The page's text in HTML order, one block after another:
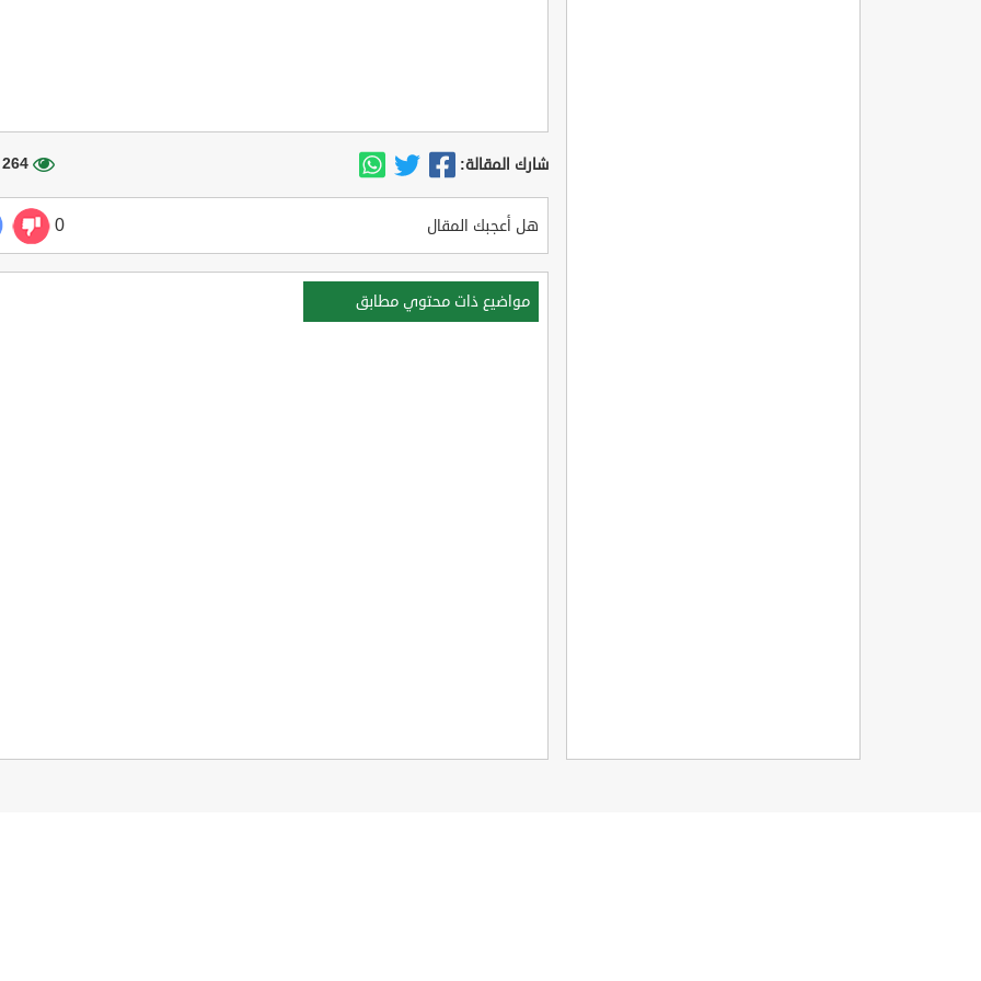
شارك المقالة: 264 مشاهدة
هل أعجبك المقال 0
مواضيع ذات محتوي مطابق